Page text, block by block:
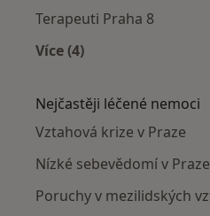
Terapeuti Praha 8
Více (4)
Nejčastěji léčené nemoci
Vztahová krize v Praze
Nízké sebevědomí v Praze
Poruchy v mezilidských